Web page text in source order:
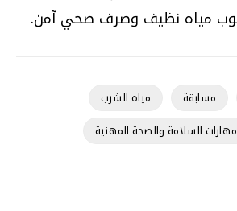
كوب مياه نظيف وصرف صحي آمن.
مسابقة
مياه الشرب
مهارات السلامة والصحة المهنية